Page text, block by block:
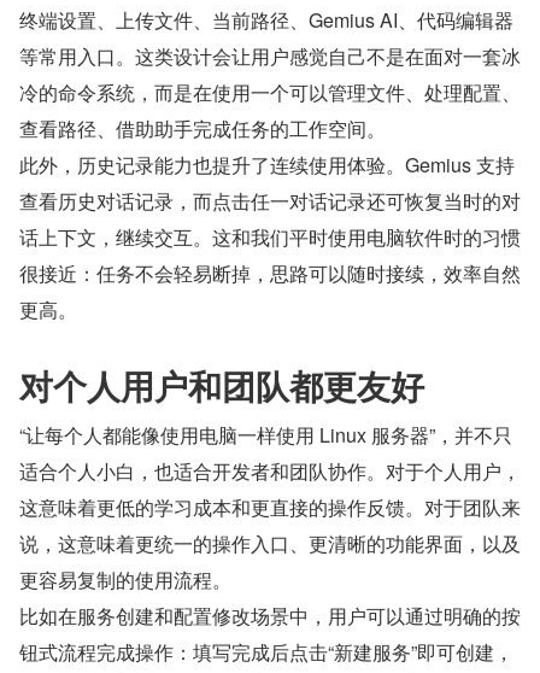
终端设置、上传文件、当前路径、Gemius AI、代码编辑器
等常用入口。这类设计会让用户感觉自己不是在面对一套冰
冷的命令系统，而是在使用一个可以管理文件、处理配置、
查看路径、借助助手完成任务的工作空间。
此外，历史记录能力也提升了连续使用体验。Gemius 支持
查看历史对话记录，而点击任一对话记录还可恢复当时的对
话上下文，继续交互。这和我们平时使用电脑软件时的习惯
很接近：任务不会轻易断掉，思路可以随时接续，效率自然
更高。
对个人用户和团队都更友好
“让每个人都能像使用电脑一样使用 Linux 服务器”，并不只
适合个人小白，也适合开发者和团队协作。对于个人用户，
这意味着更低的学习成本和更直接的操作反馈。对于团队来
说，这意味着更统一的操作入口、更清晰的功能界面，以及
更容易复制的使用流程。
比如在服务创建和配置修改场景中，用户可以通过明确的按
钮式流程完成操作：填写完成后点击“新建服务”即可创建，